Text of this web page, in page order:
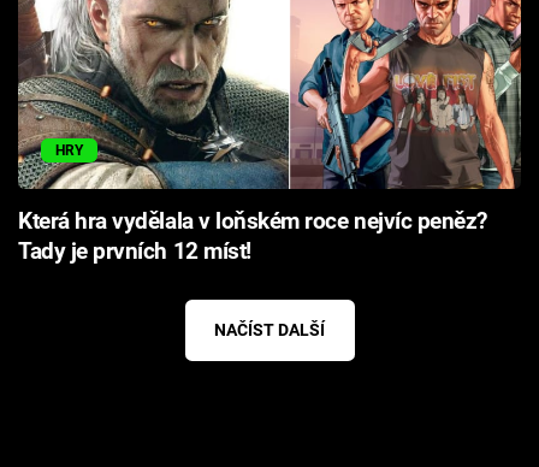
HRY
Která hra vydělala v loňském roce nejvíc peněz?
Tady je prvních 12 míst!
NAČÍST DALŠÍ